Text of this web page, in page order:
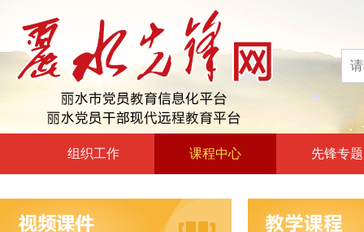
组织工作
领导动态
课程中心
政治教育和政治训练
先锋专题